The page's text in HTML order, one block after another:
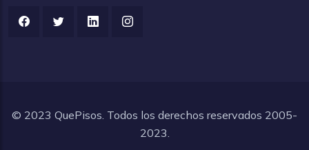
© 2023 QuePisos. Todos los derechos reservados 2005-
2023.